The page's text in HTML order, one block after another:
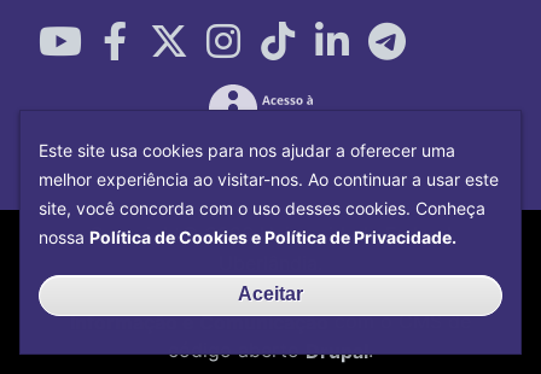
Copyright©2026Universidade Federal
Desenvolvido porCentro de Tecnologia da
Informação e Comunicaçãocom o CMS de
código abertoDrupal.
Este site usa cookies para nos ajudar a oferecer uma
melhor experiência ao visitar-nos. Ao continuar a usar este
site, você concorda com o uso desses cookies. Conheça
nossa Política de Cookies e Política de Privacidade.
Aceitar